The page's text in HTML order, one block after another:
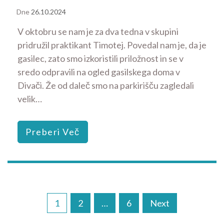
Dne 26.10.2024
V oktobru se nam je za dva tedna v skupini
pridružil praktikant Timotej. Povedal nam je, da je
gasilec, zato smo izkoristili priložnost in se v
sredo odpravili na ogled gasilskega doma v
Divači. Že od daleč smo na parkirišču zagledali
velik…
Preberi Več
Navigacija
1 2 … 6 Next